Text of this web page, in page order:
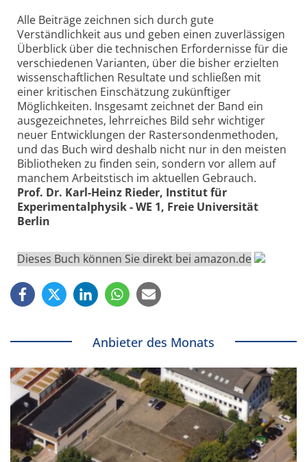
Alle Beiträge zeichnen sich durch gute
Verständlichkeit aus und geben einen zuverlässigen
Überblick über die technischen Erfordernisse für die
verschiedenen Varianten, über die bisher erzielten
wissenschaftlichen Resultate und schließen mit
einer kritischen Einschätzung zukünftiger
Möglichkeiten. Insgesamt zeichnet der Band ein
ausgezeichnetes, lehrreiches Bild sehr wichtiger
neuer Entwicklungen der Rastersondenmethoden,
und das Buch wird deshalb nicht nur in den meisten
Bibliotheken zu finden sein, sondern vor allem auf
manchem Arbeitstisch im aktuellen Gebrauch.
Prof. Dr. Karl-Heinz Rieder, Institut für
Experimentalphysik - WE 1, Freie Universität
Berlin
Dieses Buch können Sie direkt bei amazon.de
Anbieter des Monats